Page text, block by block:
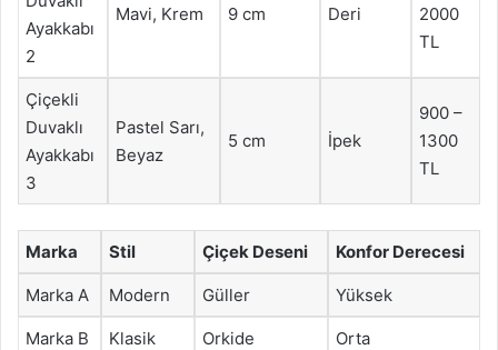
Ayakkabı
2
Mavi, Krem 9 cm Deri
2000
TL
Çiçekli
Duvaklı
Ayakkabı
3
Pastel Sarı,
Beyaz
5 cm İpek
900 –
1300
TL
Marka Stil Çiçek Deseni Konfor Derecesi
Marka A Modern Güller Yüksek
Marka B Klasik Orkide Orta